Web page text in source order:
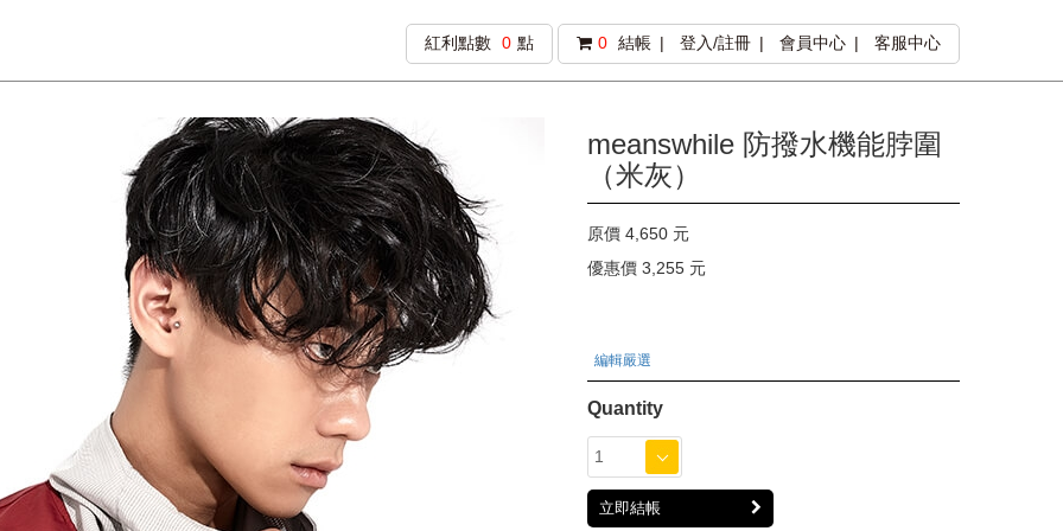
紅利點數 0 點 0 結帳 登入/註冊 會員中心 客服中心
meanswhile 防撥水機能脖圍
（米灰）
原價 4,650 元
優惠價 3,255 元
編輯嚴選
Quantity
立即結帳